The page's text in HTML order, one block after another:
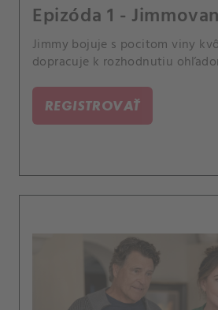
Epizóda 1 -
Jimmy bojuje s pocitom viny
dopracuje k rozhodnutiu
REGISTROVAŤ